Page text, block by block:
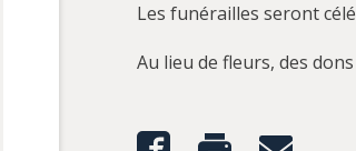
Les funérailles seront
Au lieu de fleurs, des